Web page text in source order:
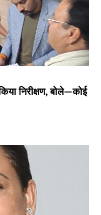
निरीक्षण, बोले—कोई